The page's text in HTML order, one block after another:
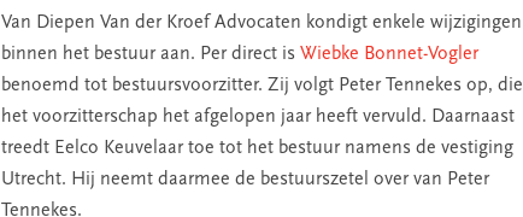
Van Diepen Van der Kroef Advocaten kondigt enkele wijzigingen
binnen het bestuur aan. Per direct isWiebke Bonnet-Vogler
benoemd tot bestuursvoorzitter. Zij volgt Peter Tennekes op, die
het voorzitterschap het afgelopen jaar heeft vervuld. Daarnaast
treedt Eelco Keuvelaar toe tot het bestuur namens de vestiging
Utrecht. Hij neemt daarmee de bestuurszetel over van Peter
Tennekes.